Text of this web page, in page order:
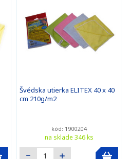
Švédska utierka ELITEX 40 x 40
cm 210g/m2
kód: 1900204
na sklade 346 ks